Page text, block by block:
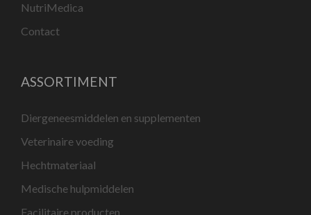
NutriMedica
Contact
ASSORTIMENT
Diergeneesmiddelen en supplementen
Veterinaire voeding
Hechtmateriaal
Medische hulpmiddelen
Facilitaire producten